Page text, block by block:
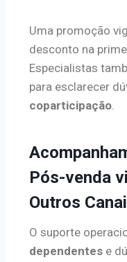
Uma promoção
desconto na
Especialistas
para esclarecer
coparticipação.
Pós-venda
Outros
O suporte
dependentes e